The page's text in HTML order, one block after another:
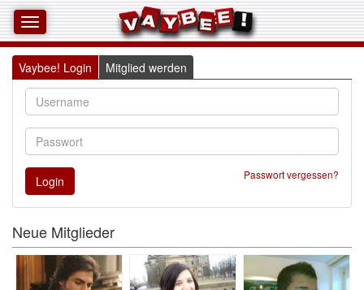
Vaybee! Login Mitglied werden
Passwort vergessen?
Neue Mitglieder